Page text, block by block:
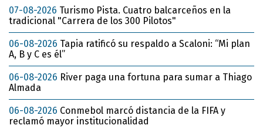
07-08-2026 Turismo Pista. Cuatro balcarceños en la
tradicional "Carrera de los 300 Pilotos"
06-08-2026 Tapia ratificó su respaldo a Scaloni: “Mi plan
A, B y C es él”
06-08-2026 River paga una fortuna para sumar a Thiago
Almada
06-08-2026 Conmebol marcó distancia de la FIFA y
reclamó mayor institucionalidad